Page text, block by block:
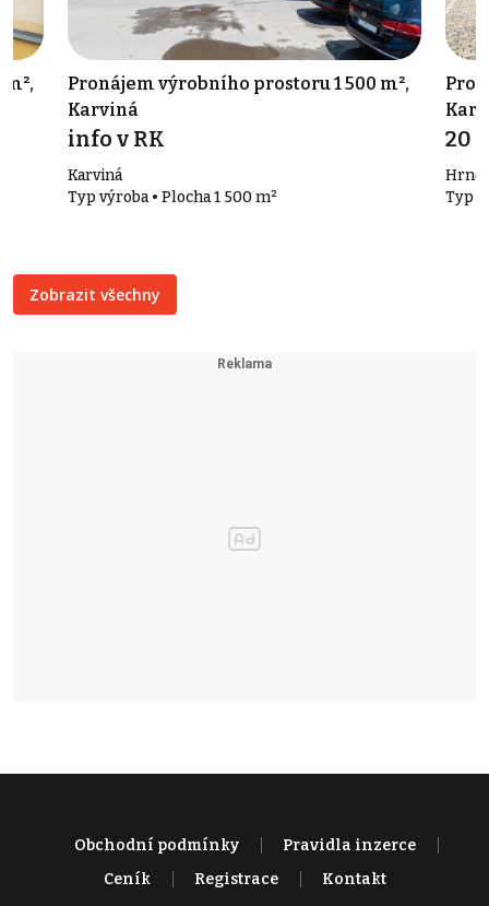
Pronájem výrobního prostoru 1 500 m²,
Karviná
info v RK
Karviná
Typ výroba • Plocha 1 500 m²
20
Typ
Zobrazit všechny
Obchodní podmínky
Pravidla inzerce
Ceník
Registrace Kontakt